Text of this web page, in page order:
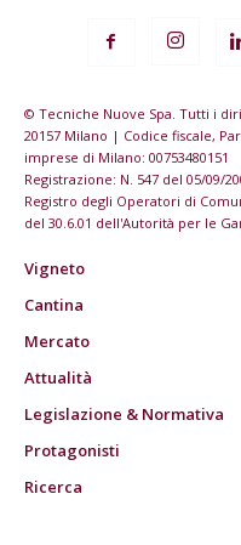
© Tecniche Nuove Spa. Tutti i
20157 Milano | Codice fiscale,
imprese di Milano: 00753480151
Registrazione: N. 547 del 05/09/
Registro degli Operatori di
del 30.6.01 dell'Autorità per le
Vigneto
Cantina
Mercato
Attualità
Legislazione & Normativa
Protagonisti
Ricerca